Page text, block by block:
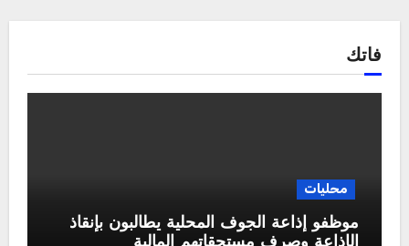
فاتك
محليات
موظفو إذاعة الجوف المحلية يطالبون بإنقاذ